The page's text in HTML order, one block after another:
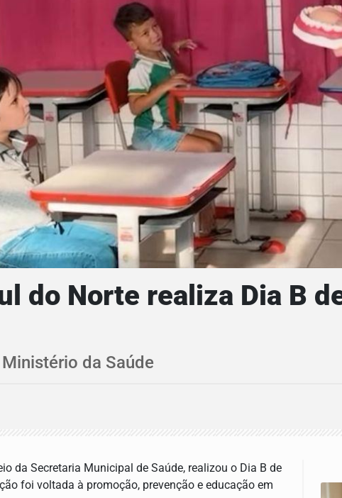
do Norte realiza Dia B
da Saúde
da Secretaria Municipal de Saúde, realizou o Dia B de
foi voltada à promoção, prevenção e educação em